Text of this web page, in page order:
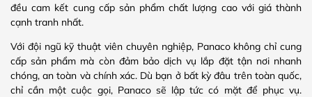
đều cam kết cung cấp sản phẩm chất lượng cao với giá thành
cạnh tranh nhất.
Với đội ngũ kỹ thuật viên chuyên nghiệp, Panaco không chỉ cung
cấp sản phẩm mà còn đảm bảo dịch vụ lắp đặt tận nơi nhanh
chóng, an toàn và chính xác. Dù bạn ở bất kỳ đâu trên toàn quốc,
chỉ cần một cuộc gọi, Panaco sẽ lập tức có mặt để phục vụ.